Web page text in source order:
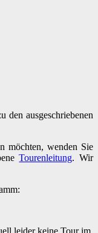
den ausgeschriebenen
möchten, wenden Sie
Tourenleitung. Wir
leider keine Tour im